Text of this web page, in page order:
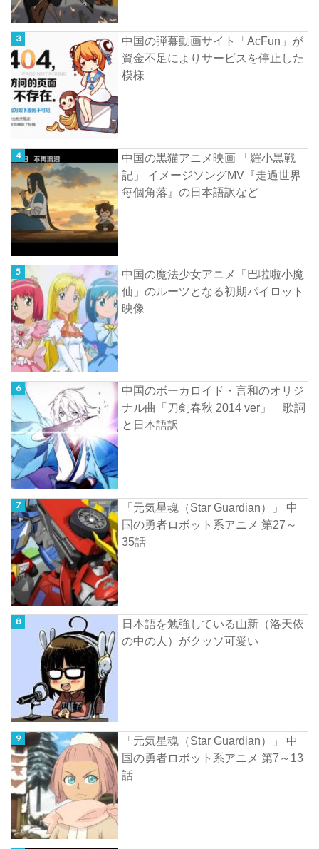
中国の弾幕動画サイト「AcFun」が
資金不足によりサービスを停止した
模様
中国の黒猫アニメ映画 「羅小黒戦
記」 イメージソングMV『走過世界
每個角落』の日本語訳など
中国の魔法少女アニメ「巴啦啦小魔
仙」のルーツとなる初期パイロット
映像
中国のボーカロイド・言和のオリジ
ナル曲「刀剣春秋 2014 ver」 歌詞
と日本語訳
「元気星魂（Star Guardian）」 中
国の勇者ロボット系アニメ 第27～
35話
日本語を勉強している山新（洛天依
の中の人）がクッソ可愛い
「元気星魂（Star Guardian）」 中
国の勇者ロボット系アニメ 第7～13
話